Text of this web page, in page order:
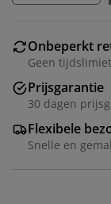
Onbeperkt
Geen
Prijsgarantie
30 dagen
Flexibele
Snelle en